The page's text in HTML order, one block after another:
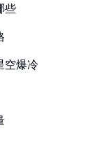
些
空爆冷